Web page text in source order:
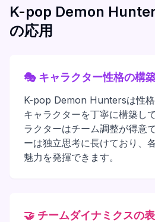
K-pop Demon
の応用
🎭 キャラクター性格の構
K-pop Demon Huntersは性
キャラクターを丁寧に構築し
ラクターはチーム調整が得意
ーは独立思考に長けており、
魅力を発揮できます。
🤝 チームダイナミクスの